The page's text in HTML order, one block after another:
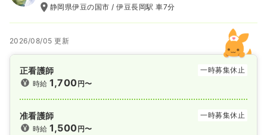
静岡県伊豆の国市 / 伊豆長岡駅 車7分
2026/08/05 更新
正看護師
一時募集休止
時給1,700円〜
准看護師
一時募集休止
時給1,500円〜